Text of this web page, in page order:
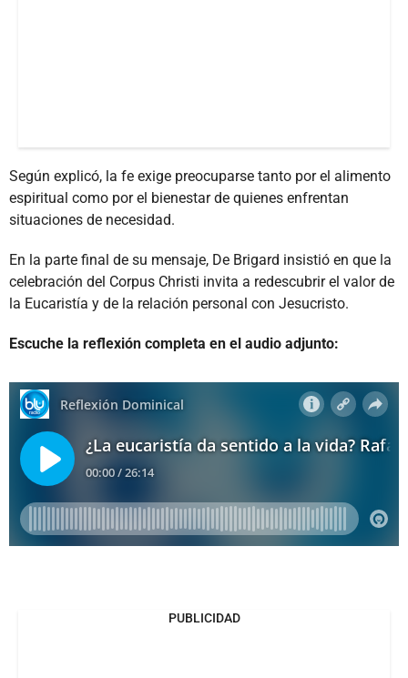
Según explicó, la fe exige preocuparse tanto por el alimento
espiritual como por el bienestar de quienes enfrentan
situaciones de necesidad.
En la parte final de su mensaje, De Brigard insistió en que la
celebración del Corpus Christi invita a redescubrir el valor de
la Eucaristía y de la relación personal con Jesucristo.
Escuche la reflexión completa en el audio adjunto:
PUBLICIDAD